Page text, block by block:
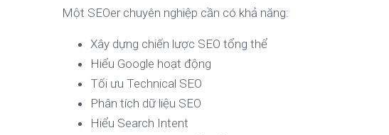
Một SEOer chuyên nghiệp cần có khả năng:
Xây dựng chiến lược SEO tổng thể
Hiểu Google hoạt động
Tối ưu Technical SEO
Phân tích dữ liệu SEO
Hiểu Search Intent